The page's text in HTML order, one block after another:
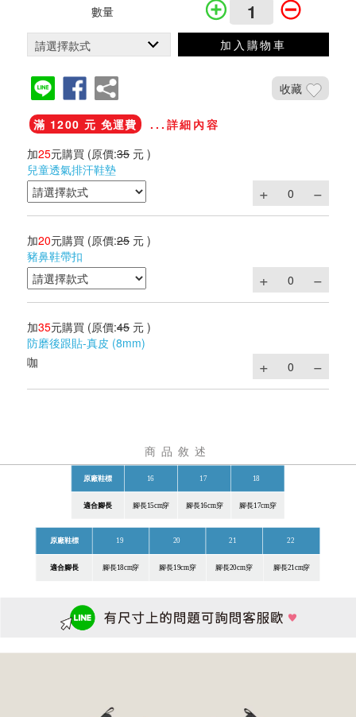
數量
加入購物車
收藏
滿 1200 元 免運費
...詳細內容
加25元購買 (原價:35 元 )
兒童透氣排汗鞋墊
加20元購買 (原價:25 元 )
豬鼻鞋帶扣
加35元購買 (原價:45 元 )
防磨後跟貼-真皮 (8mm)
咖
商品敘述